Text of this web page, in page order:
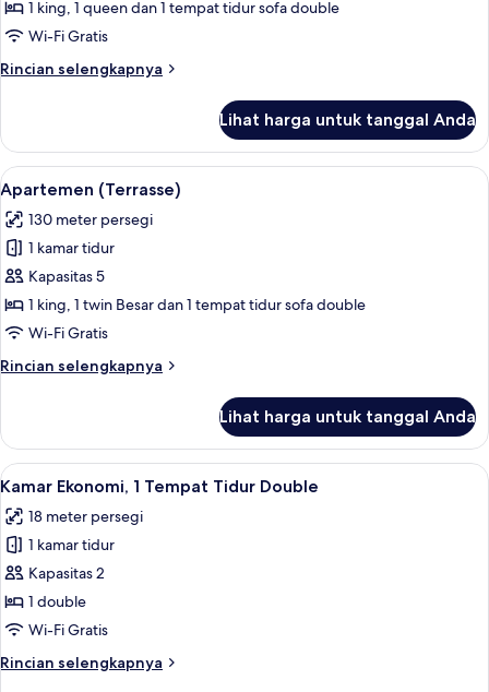
1 king, 1 queen dan 1 tempat tidur sofa double
Wi-Fi Gratis
Rincian selengkapnya
Rincian
Apartemen
(Maisonette)
Lihat harga untuk tanggal Anda
Lihat
semua
foto
untuk
Apartemen
(Terrasse)
Apartemen (Terrasse) | Area keluarga
10
Apartemen (Terrasse)
130 meter persegi
1 kamar tidur
Kapasitas 5
1 king, 1 twin Besar dan 1 tempat tidur sofa double
Wi-Fi Gratis
Rincian selengkapnya
Rincian
Apartemen
(Terrasse)
Lihat harga untuk tanggal Anda
Lihat
semua
foto
untuk
Kamar
Ekonomi,
1
Tidur
Kamar Ekonomi, 1 Tempat Tidur
7
Kamar Ekonomi, 1 Tempat Tidur Double
18 meter persegi
1 kamar tidur
Kapasitas 2
1 double
Wi-Fi Gratis
Rincian selengkapnya
Rincian